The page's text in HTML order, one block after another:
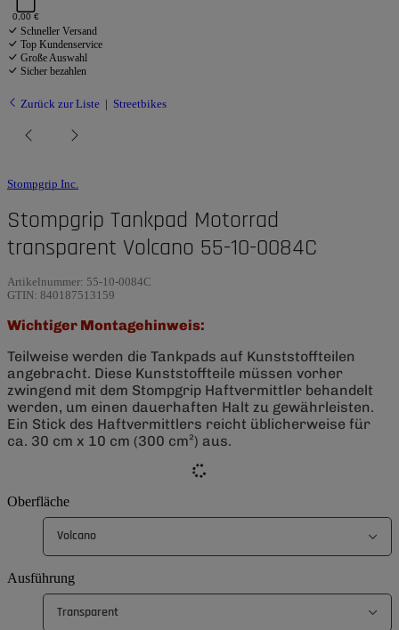
0,00 €
Schneller Versand
Top Kundenservice
Große Auswahl
Sicher bezahlen
Zurück zur Liste Streetbikes
Stompgrip Inc.
Stompgrip Tankpad Motorrad
transparent Volcano 55-10-0084C
Artikelnummer: 55-10-0084C
GTIN: 840187513159
Wichtiger Montagehinweis:
Teilweise werden die Tankpads auf Kunststoffteilen
angebracht. Diese Kunststoffteile müssen vorher
zwingend mit dem Stompgrip Haftvermittler behandelt
werden, um einen dauerhaften Halt zu gewährleisten.
Ein Stick des Haftvermittlers reicht üblicherweise für
ca. 30 cm x 10 cm (300 cm²) aus.
Oberfläche
Volcano
Ausführung
Transparent